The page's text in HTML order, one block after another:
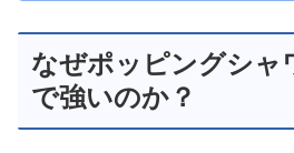
なぜポッピングシャ
で強いのか？